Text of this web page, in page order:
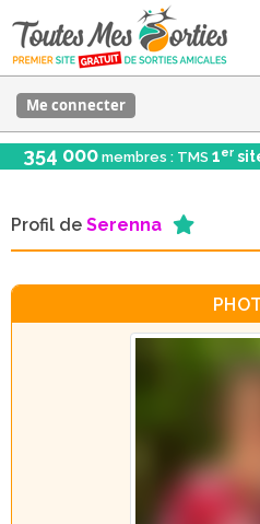
Me connecter
354 000 membres : TMS 1er
Profil de Serenna